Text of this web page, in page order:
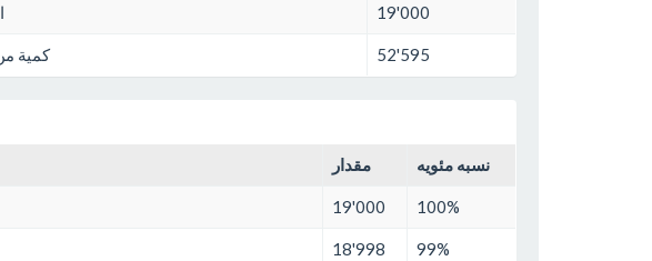
19'000
كمية 52'595
مقدار نسبه مئويه
19'000 100%
18'998 99%